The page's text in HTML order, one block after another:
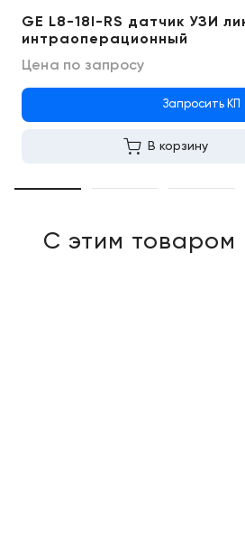
GE L8-18I-RS датчик УЗИ
интраоперационный
Цена по запросу
Запросить КП
В корзину
С этим товаром